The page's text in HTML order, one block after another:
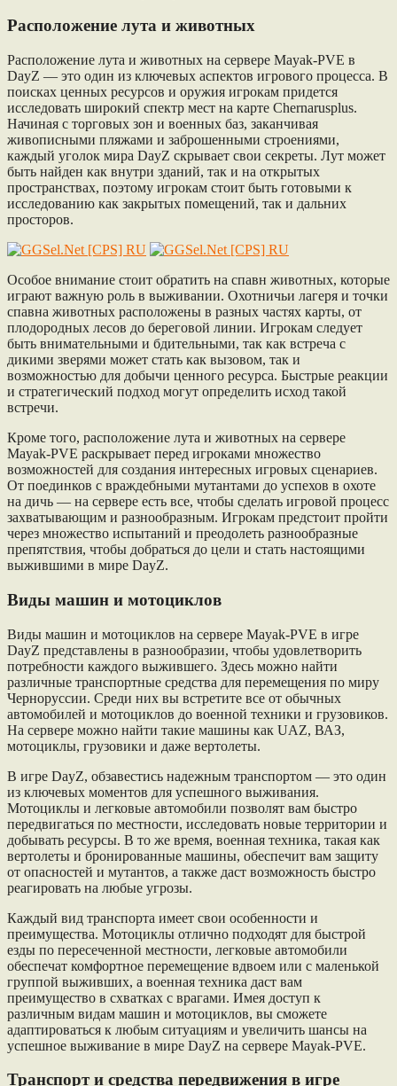
Расположение лута и животных
Расположение лута и животных на сервере Mayak-PVE в
DayZ — это один из ключевых аспектов игрового процесса. В
поисках ценных ресурсов и оружия игрокам придется
исследовать широкий спектр мест на карте Chernarusplus.
Начиная с торговых зон и военных баз, заканчивая
живописными пляжами и заброшенными строениями,
каждый уголок мира DayZ скрывает свои секреты. Лут может
быть найден как внутри зданий, так и на открытых
пространствах, поэтому игрокам стоит быть готовыми к
исследованию как закрытых помещений, так и дальних
просторов.
Особое внимание стоит обратить на спавн животных, которые
играют важную роль в выживании. Охотничьи лагеря и точки
спавна животных расположены в разных частях карты, от
плодородных лесов до береговой линии. Игрокам следует
быть внимательными и бдительными, так как встреча с
дикими зверями может стать как вызовом, так и
возможностью для добычи ценного ресурса. Быстрые реакции
и стратегический подход могут определить исход такой
встречи.
Кроме того, расположение лута и животных на сервере
Mayak-PVE раскрывает перед игроками множество
возможностей для создания интересных игровых сценариев.
От поединков с враждебными мутантами до успехов в охоте
на дичь — на сервере есть все, чтобы сделать игровой процесс
захватывающим и разнообразным. Игрокам предстоит пройти
через множество испытаний и преодолеть разнообразные
препятствия, чтобы добраться до цели и стать настоящими
выжившими в мире DayZ.
Виды машин и мотоциклов
Виды машин и мотоциклов на сервере Mayak-PVE в игре
DayZ представлены в разнообразии, чтобы удовлетворить
потребности каждого выжившего. Здесь можно найти
различные транспортные средства для перемещения по миру
Черноруссии. Среди них вы встретите все от обычных
автомобилей и мотоциклов до военной техники и грузовиков.
На сервере можно найти такие машины как UAZ, ВАЗ,
мотоциклы, грузовики и даже вертолеты.
В игре DayZ, обзавестись надежным транспортом — это один
из ключевых моментов для успешного выживания.
Мотоциклы и легковые автомобили позволят вам быстро
передвигаться по местности, исследовать новые территории и
добывать ресурсы. В то же время, военная техника, такая как
вертолеты и бронированные машины, обеспечит вам защиту
от опасностей и мутантов, а также даст возможность быстро
реагировать на любые угрозы.
Каждый вид транспорта имеет свои особенности и
преимущества. Мотоциклы отлично подходят для быстрой
езды по пересеченной местности, легковые автомобили
обеспечат комфортное перемещение вдвоем или с маленькой
группой выживших, а военная техника даст вам
преимущество в схватках с врагами. Имея доступ к
различным видам машин и мотоциклов, вы сможете
адаптироваться к любым ситуациям и увеличить шансы на
успешное выживание в мире DayZ на сервере Mayak-PVE.
Транспорт и средства передвижения в игре